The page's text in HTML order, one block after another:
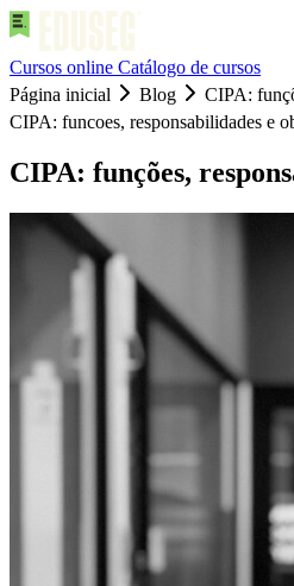
Cursos online Catálogo de cursos
Página inicial
Blog
CIPA:
CIPA: funcoes, responsabilidades e
CIPA: funções,